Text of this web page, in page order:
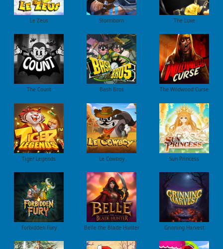
Le Zeus Stormborn The Luxe
The Count Bash Bros The Wildwood Curse
Tiger Legends Le Cowboy Sun Princess
Forbidden Fury Belle the Blade Hunter Grinning Harvest